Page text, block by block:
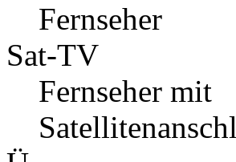
Fernseher
Sat-TV
Fernseher mit